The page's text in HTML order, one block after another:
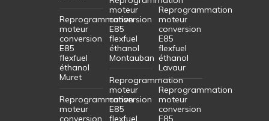
Reprogrammation
moteur
conversion
E85
flexfuel
éthanol
Muret
Reprogrammation
moteur
conversion
moteur
conversion
E85
flexfuel
éthanol
Montauban
Reprogrammation
moteur
conversion
E85
flexfuel
Reprogrammation
moteur
conversion
E85
flexfuel
éthanol
Lavaur
Reprogrammation
moteur
conversion
E85